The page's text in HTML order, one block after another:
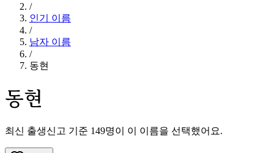
/
인기 이름
/
남자 이름
/
동현
동현
최신 출생신고 기준 149명이 이 이름을 선택했어요.